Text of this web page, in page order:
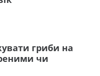
гриби на
чи